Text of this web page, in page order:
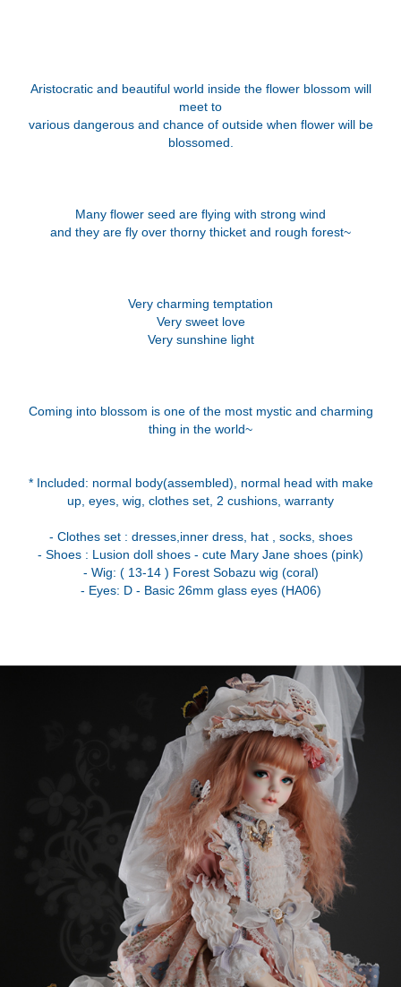
Aristocratic and beautiful world inside the flower blossom will
meet to
various dangerous and chance of outside when flower will be
blossomed.
Many flower seed are flying with strong wind
and they are fly over thorny thicket and rough forest~
Very charming temptation
Very sweet love
Very sunshine light
Coming into blossom is one of the most mystic and charming
thing in the world~
* Included: normal body(assembled), normal head with make
up, eyes, wig, clothes set, 2 cushions, warranty
- Clothes set : dresses,inner dress, hat , socks, shoes
- Shoes : Lusion doll shoes - cute Mary Jane shoes (pink)
- Wig: ( 13-14 ) Forest Sobazu wig (coral)